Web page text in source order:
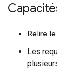
Relire
Les